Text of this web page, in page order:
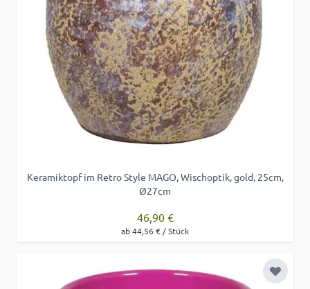
Keramiktopf im Retro Style MAGO, Wischoptik, gold, 25cm,
Ø27cm
46,90 €
ab 44,56 € / Stück
Zur